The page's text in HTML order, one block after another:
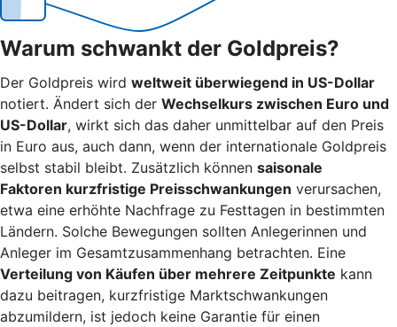
Warum schwankt der Goldpreis?
Der Goldpreis wird weltweit überwiegend in US-Dollar
notiert. Ändert sich der Wechselkurs zwischen Euro und
US-Dollar, wirkt sich das daher unmittelbar auf den Preis
in Euro aus, auch dann, wenn der internationale Goldpreis
selbst stabil bleibt. Zusätzlich können saisonale
Faktoren kurzfristige Preisschwankungen verursachen,
etwa eine erhöhte Nachfrage zu Festtagen in bestimmten
Ländern. Solche Bewegungen sollten Anlegerinnen und
Anleger im Gesamtzusammenhang betrachten. Eine
Verteilung von Käufen über mehrere Zeitpunkte kann
dazu beitragen, kurzfristige Marktschwankungen
abzumildern, ist jedoch keine Garantie für einen